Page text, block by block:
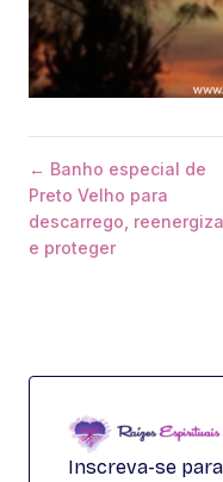
← Banho especial de
Preto Velho para
descarrego,
e proteger
Inscreva-se